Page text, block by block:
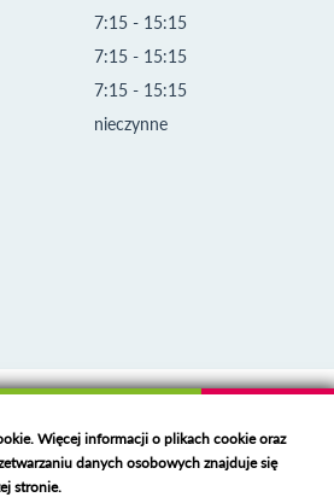
7:15 - 15:15
7:15 - 15:15
7:15 - 15:15
nieczynne
Więcej informacji o plikach cookie oraz
danych osobowych znajduje się
stronie.